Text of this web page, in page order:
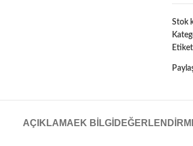
Stok
AÇIKLAMA EK BILGI